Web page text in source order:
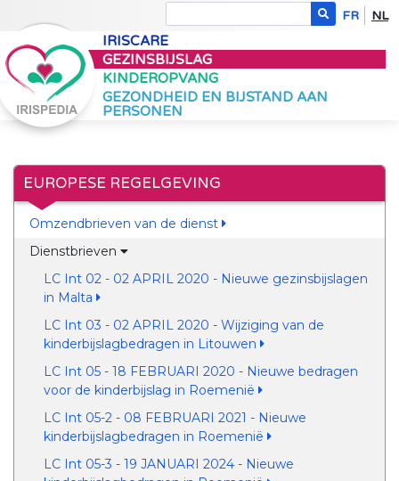
FR NL
IRISCARE
GEZINSBIJSLAG
KINDEROPVANG
GEZONDHEID EN BIJSTAND AAN
PERSONEN
EUROPESE REGELGEVING
Omzendbrieven van de dienst
Dienstbrieven
LC Int 02 - 02 APRIL 2020 - Nieuwe gezinsbijslagen
in Malta
LC Int 03 - 02 APRIL 2020 - Wijziging van de
kinderbijslagbedragen in Litouwen
LC Int 05 - 18 FEBRUARI 2020 - Nieuwe bedragen
voor de kinderbijslag in Roemenië
LC Int 05-2 - 08 FEBRUARI 2021 - Nieuwe
kinderbijslagbedragen in Roemenië
LC Int 05-3 - 19 JANUARI 2024 - Nieuwe